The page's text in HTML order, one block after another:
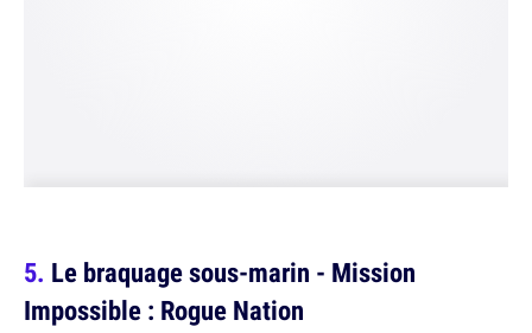
Le braquage sous-marin - Mission
Impossible : Rogue Nation